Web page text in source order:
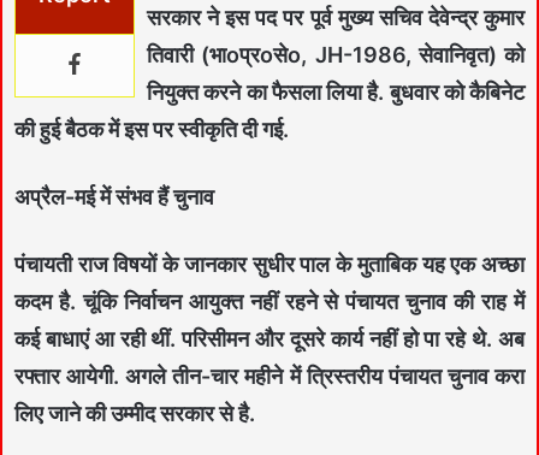
सरकार ने इस पद पर पूर्व मुख्य सचिव देवेन्द्र कुमार
तिवारी (भाoप्रoसेo, JH-1986, सेवानिवृत) को
नियुक्त करने का फैसला लिया है. बुधवार को कैबिनेट
की हुई बैठक में इस पर स्वीकृति दी गई.
अप्रैल-मई में संभव हैं चुनाव
पंचायती राज विषयों के जानकार सुधीर पाल के मुताबिक यह एक अच्छा
कदम है. चूंकि निर्वाचन आयुक्त नहीं रहने से पंचायत चुनाव की राह में
कई बाधाएं आ रही थीं. परिसीमन और दूसरे कार्य नहीं हो पा रहे थे. अब
रफ्तार आयेगी. अगले तीन-चार महीने में त्रिस्तरीय पंचायत चुनाव करा
लिए जाने की उम्मीद सरकार से है.